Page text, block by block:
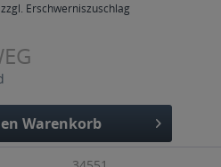
Erschwerniszuschlag
Warenkorb